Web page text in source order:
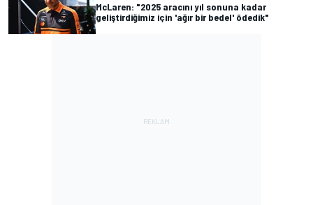
McLaren: "2025 aracını yıl sonuna kadar
geliştirdiğimiz için 'ağır bir bedel' ödedik"